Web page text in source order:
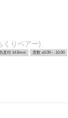
くりベアー)
直径 14.6mm 度数 ±0.00~ -10.00